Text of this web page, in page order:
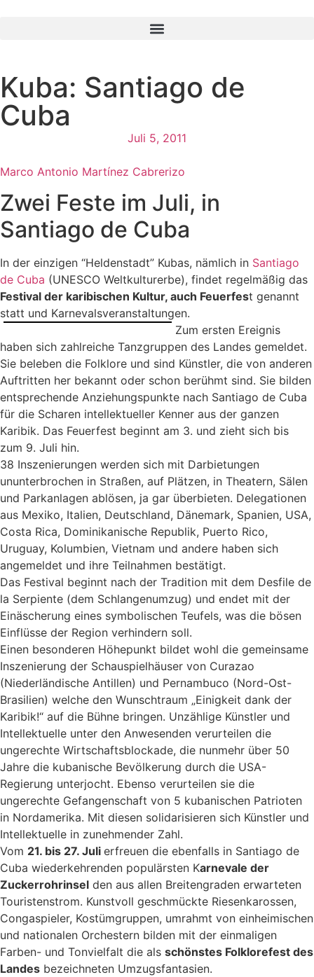
Kuba: Santiago de
Cuba
Juli 5, 2011
Marco Antonio Martínez Cabrerizo
Zwei Feste im Juli, in
Santiago de Cuba
In der einzigen “Heldenstadt” Kubas, nämlich in Santiago
de Cuba (UNESCO Weltkulturerbe), findet regelmäßig das
Festival der karibischen Kultur, auch Feuerfest genannt
statt und Karnevalsveranstaltungen.
Zum ersten Ereignis
haben sich zahlreiche Tanzgruppen des Landes gemeldet.
Sie beleben die Folklore und sind Künstler, die von anderen
Auftritten her bekannt oder schon berühmt sind. Sie bilden
entsprechende Anziehungspunkte nach Santiago de Cuba
für die Scharen intellektueller Kenner aus der ganzen
Karibik. Das Feuerfest beginnt am 3. und zieht sich bis
zum 9. Juli hin.
38 Inszenierungen werden sich mit Darbietungen
ununterbrochen in Straßen, auf Plätzen, in Theatern, Sälen
und Parkanlagen ablösen, ja gar überbieten. Delegationen
aus Mexiko, Italien, Deutschland, Dänemark, Spanien, USA,
Costa Rica, Dominikanische Republik, Puerto Rico,
Uruguay, Kolumbien, Vietnam und andere haben sich
angemeldet und ihre Teilnahmen bestätigt.
Das Festival beginnt nach der Tradition mit dem Desfile de
la Serpiente (dem Schlangenumzug) und endet mit der
Einäscherung eines symbolischen Teufels, was die bösen
Einflüsse der Region verhindern soll.
Einen besonderen Höhepunkt bildet wohl die gemeinsame
Inszenierung der Schauspielhäuser von Curazao
(Niederländische Antillen) und Pernambuco (Nord-Ost-
Brasilien) welche den Wunschtraum „Einigkeit dank der
Karibik!“ auf die Bühne bringen. Unzählige Künstler und
Intellektuelle unter den Anwesenden verurteilen die
ungerechte Wirtschaftsblockade, die nunmehr über 50
Jahre die kubanische Bevölkerung durch die USA-
Regierung unterjocht. Ebenso verurteilen sie die
ungerechte Gefangenschaft von 5 kubanischen Patrioten
in Nordamerika. Mit diesen solidarisieren sich Künstler und
Intellektuelle in zunehmender Zahl.
Vom 21. bis 27. Juli erfreuen die ebenfalls in Santiago de
Cuba wiederkehrenden populärsten Karnevale der
Zuckerrohrinsel den aus allen Breitengraden erwarteten
Touristenstrom. Kunstvoll geschmückte Riesenkarossen,
Congaspieler, Kostümgruppen, umrahmt von einheimischen
und nationalen Orchestern bilden mit der einmaligen
Farben- und Tonvielfalt die als schönstes Folklorefest des
Landes bezeichneten Umzugsfantasien.